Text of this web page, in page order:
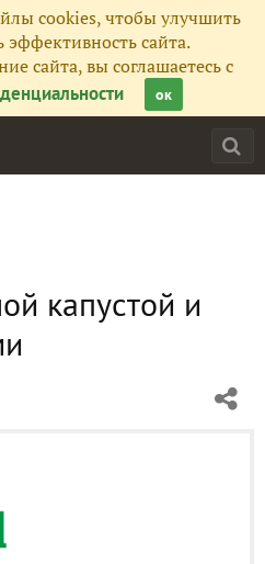
cookies, чтобы улучшить
эффективность сайта.
сайта, вы соглашаетесь с
ок
капустой и